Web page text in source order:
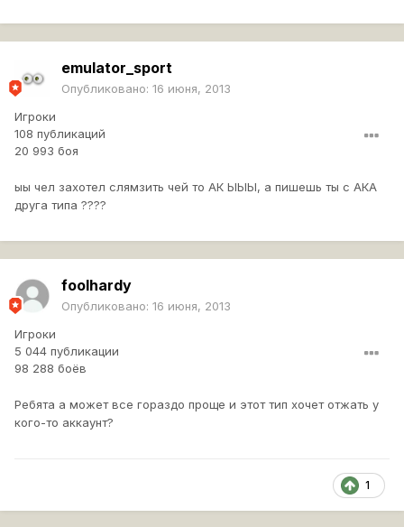
emulator_sport
Опубликовано: 16 июня, 2013
Игроки
108 публикаций
20 993 боя
ыы чел захотел слямзить чей то АК ЫЫЫ, а пишешь ты с АКА
друга типа ????
foolhardy
Опубликовано: 16 июня, 2013
Игроки
5 044 публикации
98 288 боёв
Ребята а может все гораздо проще и этот тип хочет отжать у
кого-то аккаунт?
1